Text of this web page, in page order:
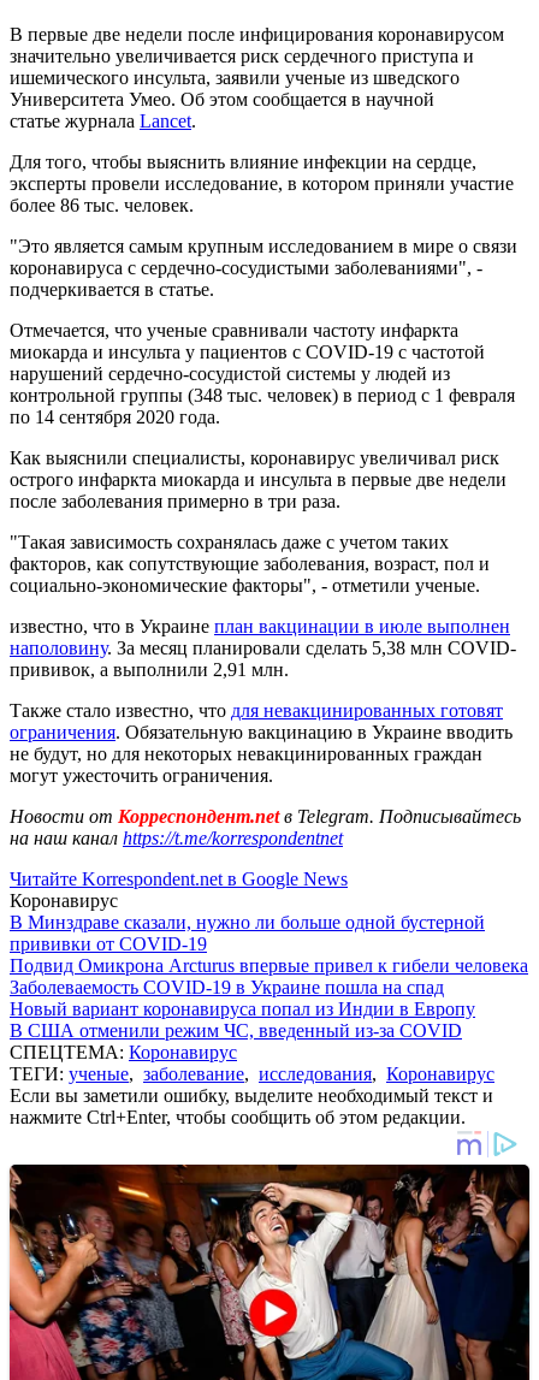
В первые две недели после инфицирования коронавирусом
значительно увеличивается риск сердечного приступа и
ишемического инсульта, заявили ученые из шведского
Университета Умео. Об этом сообщается в научной
статье журнала Lancet.
Для того, чтобы выяснить влияние инфекции на сердце,
эксперты провели исследование, в котором приняли участие
более 86 тыс. человек.
"Это является самым крупным исследованием в мире о связи
коронавируса с сердечно-сосудистыми заболеваниями", -
подчеркивается в статье.
Отмечается, что ученые сравнивали частоту инфаркта
миокарда и инсульта у пациентов с COVID-19 с частотой
нарушений сердечно-сосудистой системы у людей из
контрольной группы (348 тыс. человек) в период с 1 февраля
по 14 сентября 2020 года.
Как выяснили специалисты, коронавирус увеличивал риск
острого инфаркта миокарда и инсульта в первые две недели
после заболевания примерно в три раза.
"Такая зависимость сохранялась даже с учетом таких
факторов, как сопутствующие заболевания, возраст, пол и
социально-экономические факторы", - отметили ученые.
известно, что в Украине план вакцинации в июле выполнен
наполовину. За месяц планировали сделать 5,38 млн COVID-
прививок, а выполнили 2,91 млн.
Также стало известно, что для невакцинированных готовят
ограничения. Обязательную вакцинацию в Украине вводить
не будут, но для некоторых невакцинированных граждан
могут ужесточить ограничения.
Новости от Корреспондент.netв Telegram. Подписывайтесь
на наш канал https://t.me/korrespondentnet
Читайте Korrespondent.net в Google News
Коронавирус
В Минздраве сказали, нужно ли больше одной бустерной
прививки от COVID-19
Подвид Омикрона Arcturus впервые привел к гибели человека
Заболеваемость COVID-19 в Украине пошла на спад
Новый вариант коронавируса попал из Индии в Европу
В США отменили режим ЧС, введенный из-за COVID
СПЕЦТЕМА: Коронавирус
ТЕГИ: ученые, заболевание, исследования, Коронавирус
Если вы заметили ошибку, выделите необходимый текст и
нажмите Ctrl+Enter, чтобы сообщить об этом редакции.